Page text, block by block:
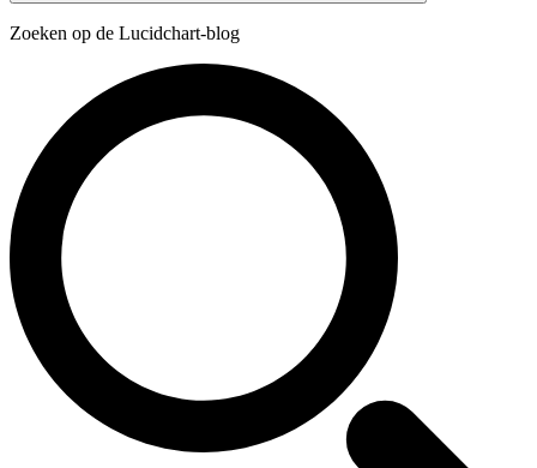
Zoeken op de Lucidchart-blog